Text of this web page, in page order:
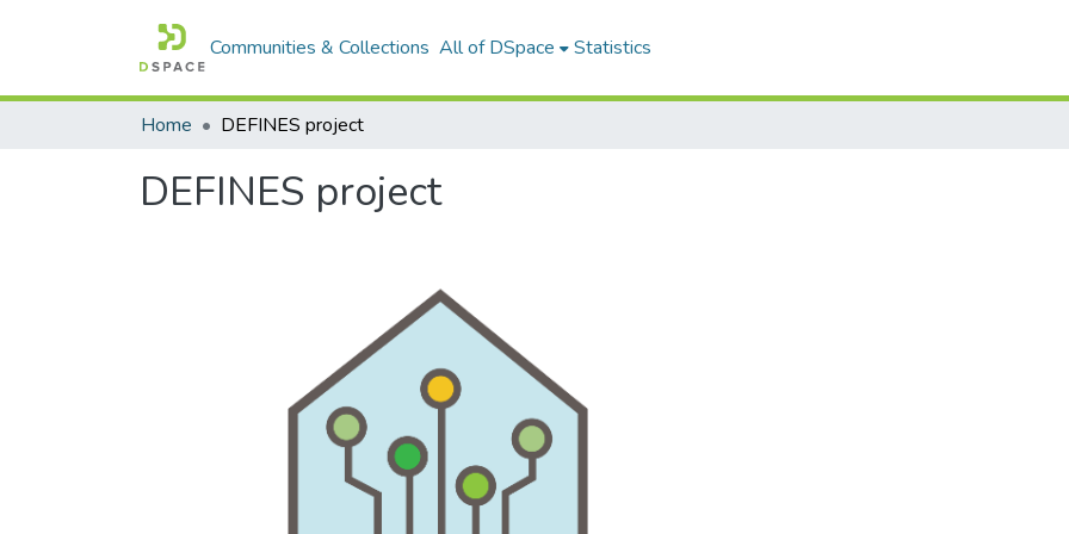
Communities & Collections All of DSpace Statistics
Home DEFINES project
DEFINES project